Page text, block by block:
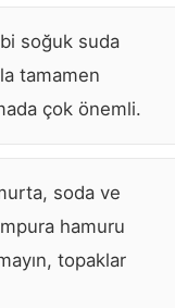
soğuk suda
tamamen
çok önemli.
soda ve
hamuru
topaklar